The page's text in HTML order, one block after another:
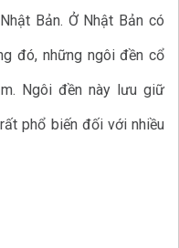
Bản. Ở Nhật Bản có
đó, những ngôi đền cổ
Ngôi đền này lưu giữ
phổ biến đối với nhiều